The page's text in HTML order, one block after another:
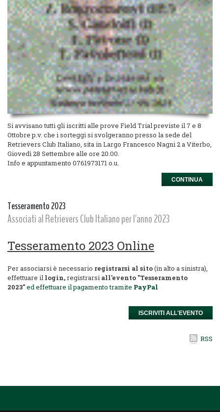
Si avvisano tutti gli iscritti alle prove Field Trial previste il 7 e 8
Ottobre p.v. che i sorteggi si svolgeranno presso la sede del
Retrievers Club Italiano, sita in Largo Francesco Nagni 2 a Viterbo,
Giovedì 28 Settembre alle ore 20.00.
Info e appuntamento 0761973171 o.u.
CONTINUA
Tesseramento 2023
Associati al Retrievers Club Italiano per l'anno 2023
Tesseramento 2023 Online
Per associarsi è necessario registrarsi al sito(in alto a sinistra),
effettuare il login,registrarsi all'evento "Tesseramento
2023"ed effettuare il pagamento tramite PayPal
ISCRIVITI ALL'EVENTO
RSS